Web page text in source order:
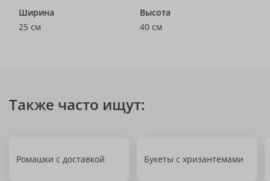
Ширина
25 см
Высота
40 см
Также часто ищут:
Ромашки с доставкой Букеты с хризантемами